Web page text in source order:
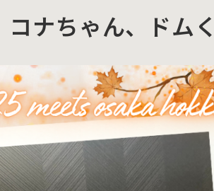
コナちゃん、ドム